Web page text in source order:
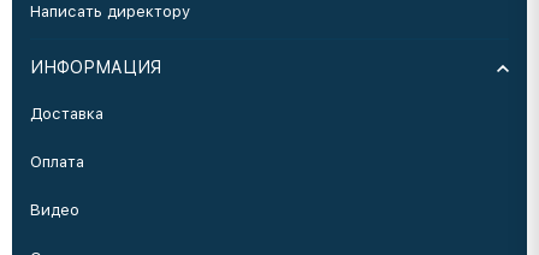
Написать директору
ИНФОРМАЦИЯ
Доставка
Оплата
Видео